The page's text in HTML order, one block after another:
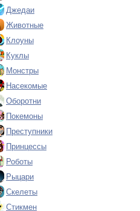
Джедаи
Животные
Клоуны
Куклы
Монстры
Насекомые
Оборотни
Покемоны
Преступники
Принцессы
Роботы
Рыцари
Скелеты
Стикмен